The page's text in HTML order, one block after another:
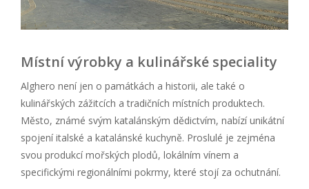
Místní výrobky a kulinářské speciality
Alghero není jen o památkách a historii, ale také o
kulinářských zážitcích a tradičních místních produktech.
Město, známé svým katalánským dědictvím, nabízí unikátní
spojení italské a katalánské kuchyně. Proslulé je zejména
svou produkcí mořských plodů, lokálním vínem a
specifickými regionálními pokrmy, které stojí za ochutnání.